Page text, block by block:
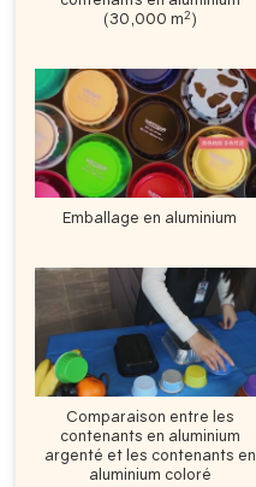
(30,000 m2)
Emballage en aluminium
Comparaison entre les
contenants en aluminium
argenté et les contenants en
aluminium coloré